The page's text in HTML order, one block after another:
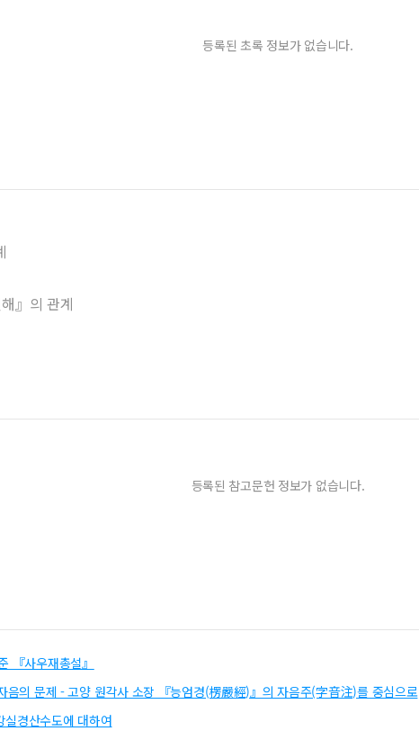
등록된 초록 정보가 없습니다.
』의 관계
등록된 참고문헌 정보가 없습니다.
『사우재총설』
음의 문제 - 고양 원각사 소장 『능엄경(楞嚴經)』의 자음주(字音注)를 중심으로
경산수도에 대하여